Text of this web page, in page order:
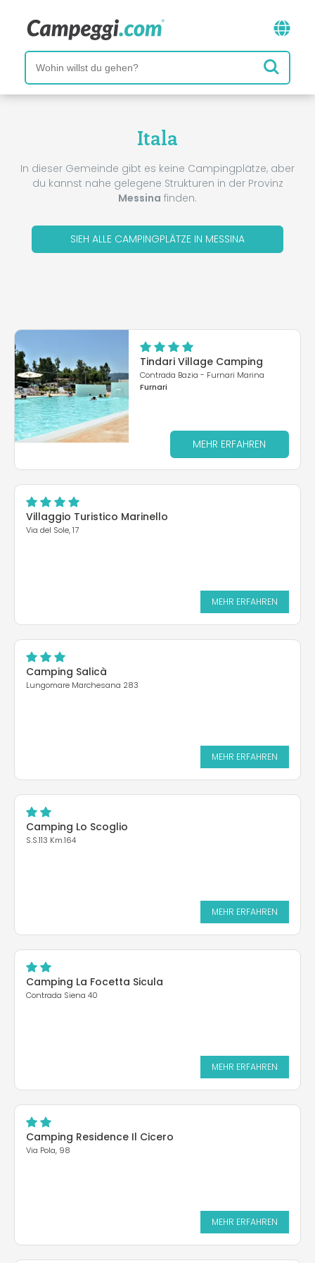
Itala
In dieser Gemeinde gibt es keine Campingplätze, aber
du kannst nahe gelegene Strukturen in der Provinz
Messina finden.
SIEH ALLE CAMPINGPLÄTZE IN MESSINA
Tindari Village Camping
Contrada Bazia - Furnari Marina
Furnari
MEHR ERFAHREN
Villaggio Turistico Marinello
Via del Sole, 17
MEHR ERFAHREN
Camping Salicà
Lungomare Marchesana 283
MEHR ERFAHREN
Camping Lo Scoglio
S.S.113 Km.164
MEHR ERFAHREN
Camping La Focetta Sicula
Contrada Siena 40
MEHR ERFAHREN
Camping Residence Il Cicero
Via Pola, 98
MEHR ERFAHREN